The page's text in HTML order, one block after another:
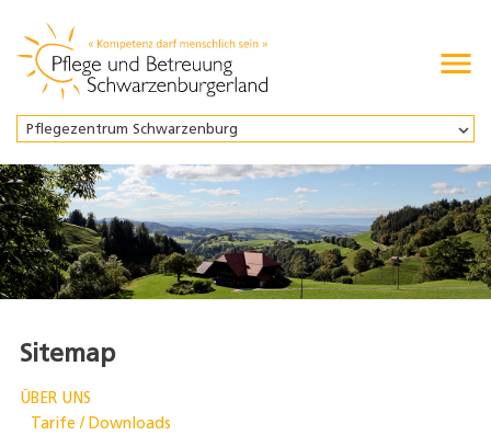
Pflegezentrum Schwarzenburg

Sitemap
ÜBER UNS
Tarife / Downloads